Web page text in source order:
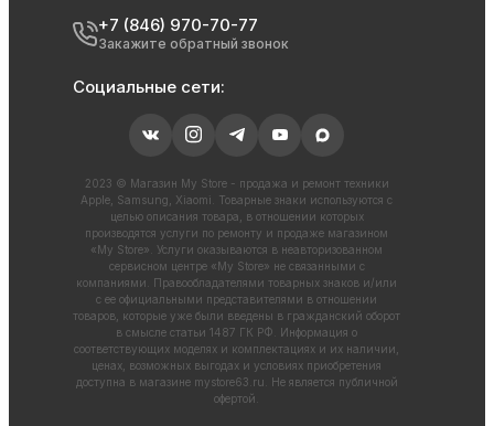
+7 (846) 970-70-77
Закажите обратный звонок
Социальные сети:
2023 © Магазин My Store - продажа и ремонт техники
Apple, Samsung, Xiaomi. Товарные знаки используются с
целью описания товара, в отношении которых
производятся услуги по ремонту и продаже магазином
«My Store». Услуги оказываются в неавторизованном
сервисном центре «My Store» не связанными с
компаниями. Правообладателями товарных знаков и/или
с ее официальными представителями в отношении
товаров, которые уже были введены в гражданский оборот
в смысле статьи 1487 ГК РФ. Информация о
соответствующих моделях и комплектациях и их наличии,
ценах, возможных выгодах и условиях приобретения
доступна в магазине mystore63.ru . Не является публичной
офертой.